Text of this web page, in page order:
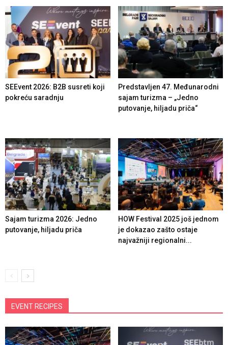
SEEvent 2026: B2B susreti koji
pokreću saradnju
Predstavljen 47. Međunarodni
sajam turizma – „Jedno
putovanje, hiljadu priča“
Sajam turizma 2026: Jedno
putovanje, hiljadu priča
HOW Festival 2025 još jednom
je dokazao zašto ostaje
najvažniji regionalni...
EVENT RECIPES